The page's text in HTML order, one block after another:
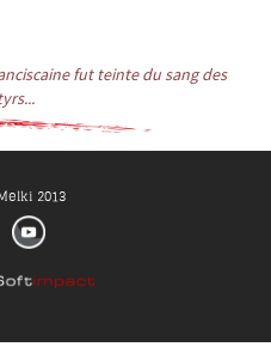
fut teinte du sang des
2013